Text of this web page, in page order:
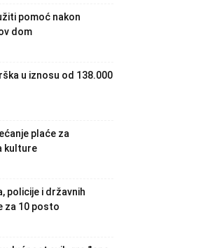
pomoć nakon
dom
u iznosu od 138.000
plaće za
kulture
policije i državnih
za 10 posto